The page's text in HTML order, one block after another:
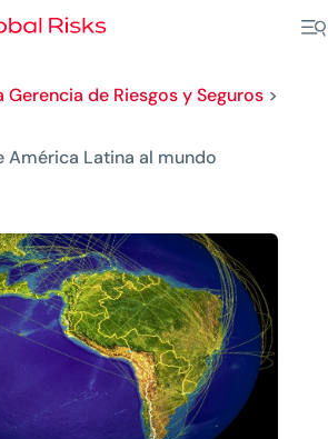
Gerencia de Riesgos y Seguros>
América Latina al mundo